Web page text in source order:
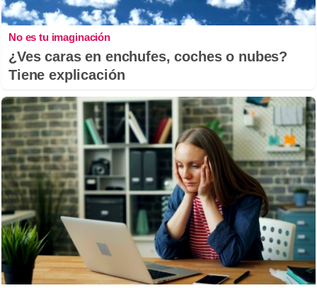
No es tu imaginación
¿Ves caras en enchufes, coches o nubes?
Tiene explicación